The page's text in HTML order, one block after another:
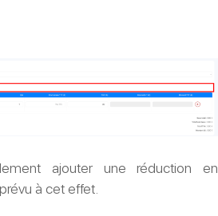
ajouter une réduction en
à cet effet.